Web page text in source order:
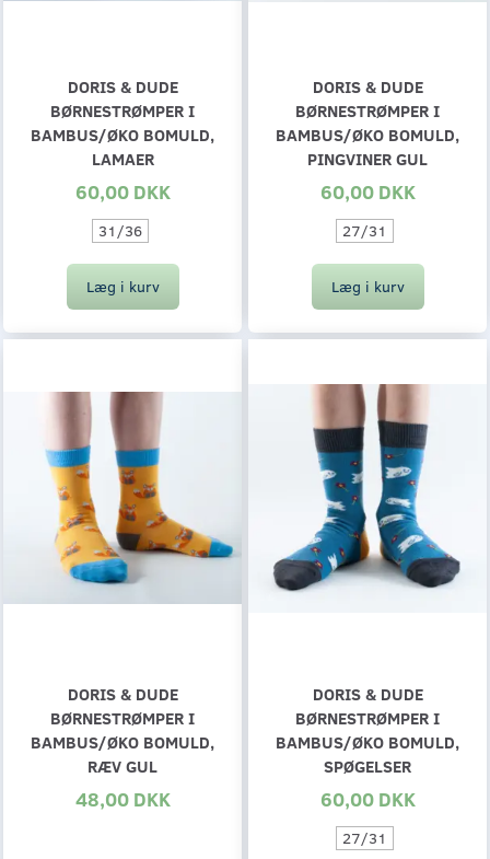
DORIS & DUDE
BØRNESTRØMPER I
BAMBUS/ØKO BOMULD,
LAMAER
60,00 DKK
31/36
Læg i kurv
DORIS & DUDE
BØRNESTRØMPER I
BAMBUS/ØKO BOMULD,
PINGVINER GUL
60,00 DKK
27/31
Læg i kurv
DORIS & DUDE
BØRNESTRØMPER I
BAMBUS/ØKO BOMULD,
RÆV GUL
48,00 DKK
DORIS & DUDE
BØRNESTRØMPER I
BAMBUS/ØKO BOMULD,
SPØGELSER
60,00 DKK
27/31